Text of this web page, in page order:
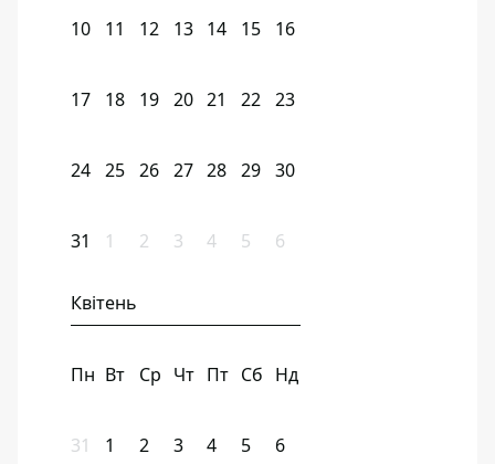
10 11 12 13 14 15 16
17 18 19 20 21 22 23
24 25 26 27 28 29 30
31 1 2 3 4 5 6
Квітень
Пн Вт Ср Чт Пт Сб Нд
31 1 2 3 4 5 6